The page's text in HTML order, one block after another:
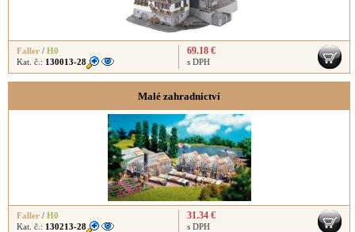
Faller / H0
Kat. č.: 130013-28
69.18 €
s DPH
Malé zahradnictví
Faller / H0
Kat. č.: 130213-28
31.34 €
s DPH